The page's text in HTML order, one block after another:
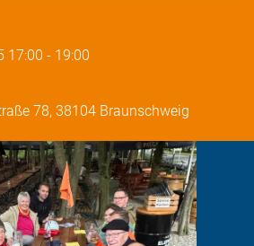
17:00 - 19:00
78, 38104 Braunschweig